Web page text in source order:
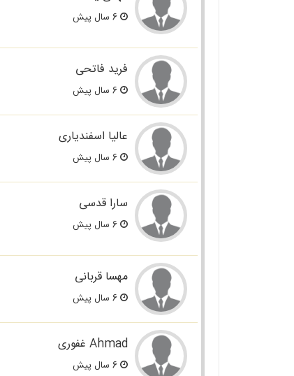
فرید فاتحی
عالیا اسفندیاری
سارا قدسی
مهسا قربانی
Ahmad غفوری